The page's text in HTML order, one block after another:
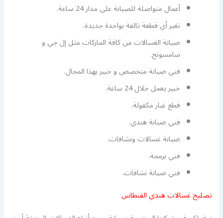
أعمال متواصلة للصيانة على مدار 24 ساعة.
تغير أي قطعة تالفة بواحدة جديدة.
صيانة الغسالات من كافة الماركات مثل إل جي و
سامسونج.
فني صيانة متخصص و خبير بهذا المجال.
خبير يعمل خلال 24 ساعة.
قطع غيار مكفولة.
فني صيانة هندي.
صيانة غسالات ونشافات.
فني برمجة.
فني صيانة نشافات.
تصليح غسالات هندي الفنطاس